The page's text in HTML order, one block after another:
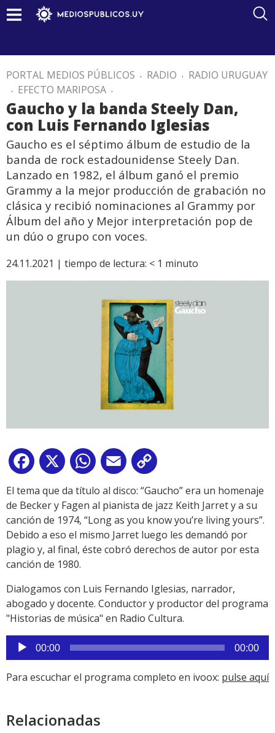
PORTAL MEDIOS PÚBLICOS . RADIO . RADIO URUGUAY
. EFECTO MARIPOSA .
Gaucho y la banda Steely Dan,
con Luis Fernando Iglesias
Gaucho es el séptimo álbum de estudio de la
banda de rock estadounidense Steely Dan.
Lanzado en 1982, el álbum ganó el premio
Grammy a la mejor producción de grabación no
clásica y recibió nominaciones al Grammy por
Álbum del año y Mejor interpretación pop de
un dúo o grupo con voces.
24.11.2021 | tiempo de lectura: < 1 minuto
Facebook
X WhatsApp
Email
Link
El tema que da título al disco: “Gaucho” era un homenaje
de Becker y Fagen al pianista de jazz Keith Jarret y a su
canción de 1974, “Long as you know you’re living yours”.
Debido a eso el mismo Jarret luego les demandó por
plagio y, al final, éste cobró derechos de autor por esta
canción de 1980.
Dialogamos con Luis Fernando Iglesias, narrador,
abogado y docente. Conductor y productor del programa
"Historias de música" en Radio Cultura.
Reproductor
de
audio
00:00 00:00
Para escuchar el programa completo en ivoox: pulse aquí
Relacionadas